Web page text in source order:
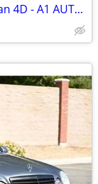
2008 Mercedes-Benz E-Class E 350 Sedan 4D - A1 AUTO WHOLESALE